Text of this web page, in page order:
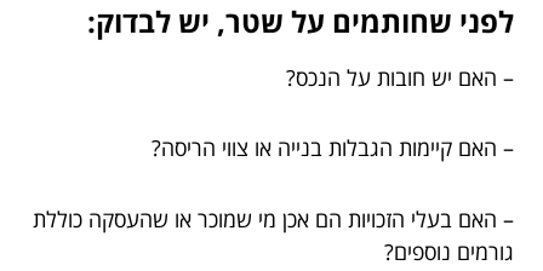
לפני שחותמים על שטר, יש לבדוק:
– האם יש חובות על הנכס?
– האם קיימות הגבלות בנייה או צווי הריסה?
– האם בעלי הזכויות הם אכן מי שמוכר או שהעסקה כוללת
גורמים נוספים?